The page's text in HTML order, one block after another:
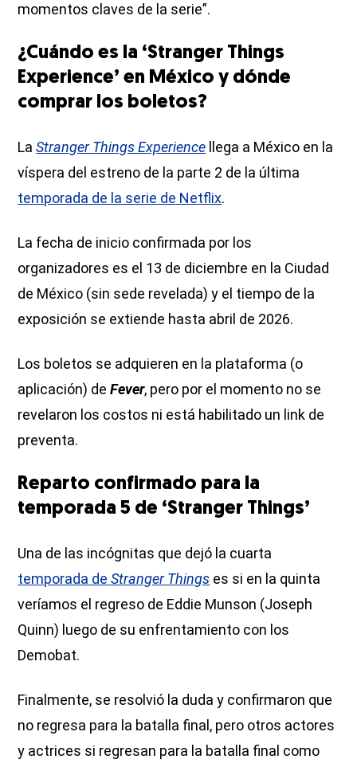
momentos claves de la serie”.
¿Cuándo es la ‘Stranger Things
Experience’ en México y dónde
comprar los boletos?
LaStranger Things Experience llega a México en la
víspera del estreno de la parte 2 de la última
temporada de la serie de Netflix.
La fecha de inicio confirmada por los
organizadores es el 13 de diciembre en la Ciudad
de México (sin sede revelada) y el tiempo de la
exposición se extiende hasta abril de 2026.
Los boletos se adquieren en la plataforma (o
aplicación) deFever, pero por el momento no se
revelaron los costos ni está habilitado un link de
preventa.
Reparto confirmado para la
temporada 5 de ‘Stranger Things’
Una de las incógnitas que dejó la cuarta
temporada deStranger Things es si en la quinta
veríamos el regreso de Eddie Munson (Joseph
Quinn) luego de su enfrentamiento con los
Demobat.
Finalmente, se resolvió la duda y confirmaron que
no regresa para la batalla final, pero otros actores
y actrices si regresan para la batalla final como